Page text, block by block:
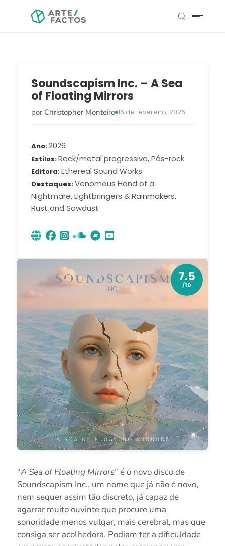
Soundscapism Inc. – A Sea
of Floating Mirrors
por Christopher Monteiro 16 de fevereiro, 2026
Ano 2026
Estilos Rock/metal progressivo, Pós-rock
Editora Ethereal Sound Works
Destaques Venomous Hand of a
Nightmare, Lightbringers & Rainmakers,
Rust and Sawdust
7.5
/10
“A Sea of Floating Mirrors” é o novo disco de
Soundscapism Inc., um nome que já não é novo,
nem sequer assim tão discreto, já capaz de
agarrar muito ouvinte que procure uma
sonoridade menos vulgar, mais cerebral, mas que
consiga ser acolhedora. Podiam ter a dificuldade